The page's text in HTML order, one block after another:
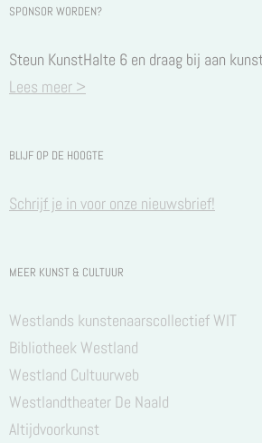
SPONSOR WORDEN?
Steun KunstHalte 6 en draag bij aan
Lees meer >
BLIJF OP DE HOOGTE
Schrijf je in voor onze nieuwsbrief!
MEER KUNST & CULTUUR
Westlands kunstenaarscollectief WIT
Bibliotheek Westland
Westland Cultuurweb
Westlandtheater De Naald
Altijdvoorkunst